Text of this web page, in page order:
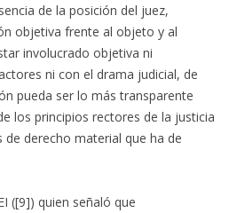
de la posición del juez,
objetiva frente al objeto y al
involucrado objetiva ni
ni con el drama judicial, de
pueda ser lo más transparente
los principios rectores de la justicia
derecho material que ha de
([9]) quien señaló que